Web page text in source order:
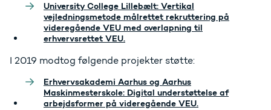
University College Lillebælt: Vertikal
vejledningsmetode målrettet rekruttering på
videregående VEU med overlapning til
erhvervsrettet VEU.
I 2019 modtog følgende projekter støtte:
Erhvervsakademi Aarhus og Aarhus
Maskinmesterskole: Digital understøttelse af
arbejdsformer på videregående VEU.